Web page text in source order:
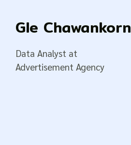
Gle Chawankorn
Data Analyst at
Advertisement Agency